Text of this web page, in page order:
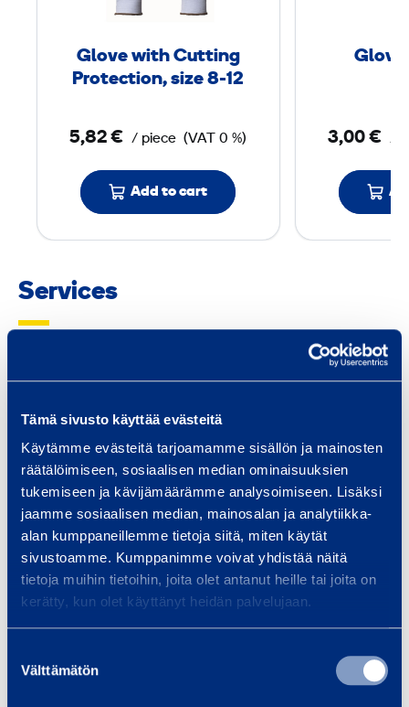
Tämä sivusto käyttää evästeitä
Käytämme evästeitä tarjoamamme sisällön ja mainosten
räätälöimiseen, sosiaalisen median ominaisuuksien
tukemiseen ja kävijämäärämme analysoimiseen. Lisäksi
jaamme sosiaalisen median, mainosalan ja analytiikka-
alan kumppaneillemme tietoja siitä, miten käytät
sivustoamme. Kumppanimme voivat yhdistää näitä
tietoja muihin tietoihin, joita olet antanut heille tai joita on
kerätty, kun olet käyttänyt heidän palvelujaan.
valinta
Välttämätön
u
t
t
i
n
c
i
o
n
,
s
i
z
Glove with Cutting
Protection, size 8-12
5,82 € / piece (VAT 0 %)
Add to cart
Glove
3,00 € /
Services
infrastructure
We provide infrastructure
construction equipment and
services, whether your project is
a bridge, tunnel, railway…
Read more
and